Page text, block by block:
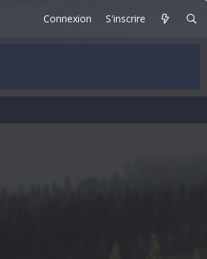
Connexion S'inscrire